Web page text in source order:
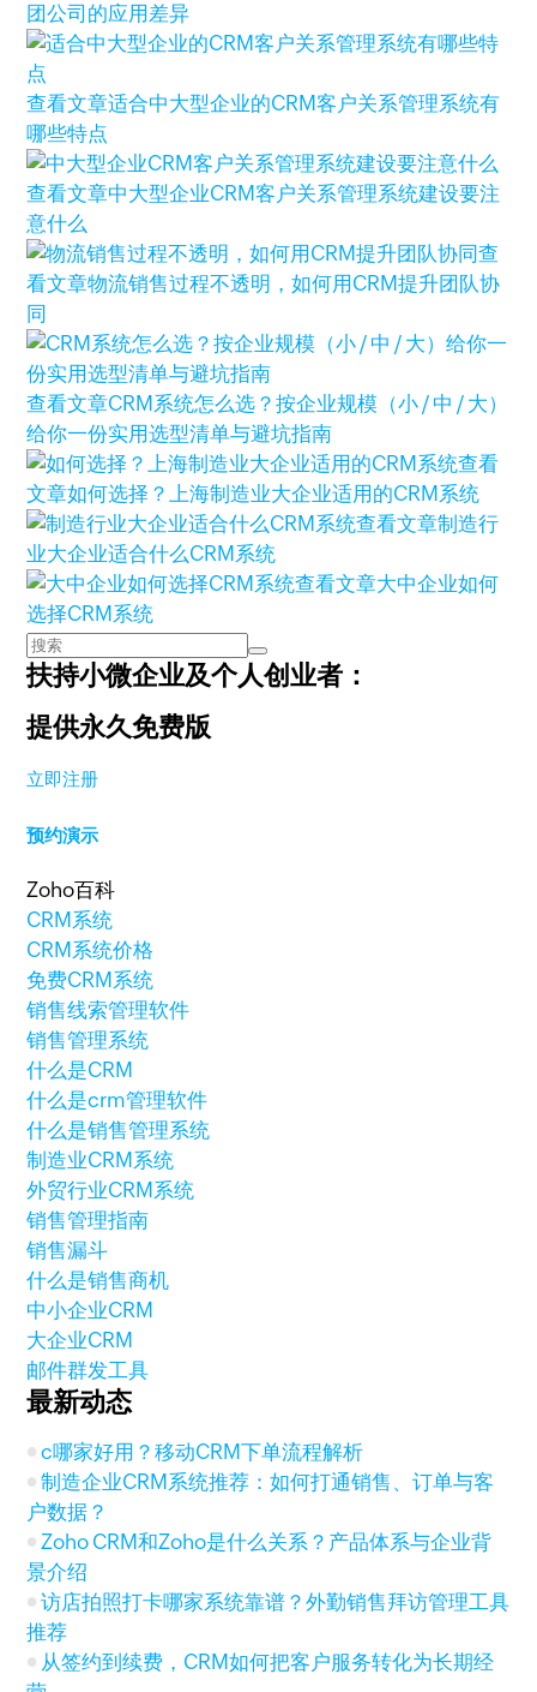
团公司的应用差异
查看文章适合中大型企业的CRM客户关系管理系统有
哪些特点
查看文章中大型企业CRM客户关系管理系统建设要注
意什么
查
看文章物流销售过程不透明，如何用CRM提升团队协
同
查看文章CRM系统怎么选？按企业规模（小 / 中 / 大）
给你一份实用选型清单与避坑指南
查看
文章如何选择？上海制造业大企业适用的CRM系统
查看文章制造行
业大企业适合什么CRM系统
查看文章大中企业如何
选择CRM系统
扶持小微企业及个人创业者：
提供永久免费版
立即注册
预约演示
Zoho百科
CRM系统
CRM系统价格
免费CRM系统
销售线索管理软件
销售管理系统
什么是CRM
什么是crm管理软件
什么是销售管理系统
制造业CRM系统
外贸行业CRM系统
销售管理指南
销售漏斗
什么是销售商机
中小企业CRM
大企业CRM
邮件群发工具
最新动态
c哪家好用？移动CRM下单流程解析
制造企业CRM系统推荐：如何打通销售、订单与客
户数据？
Zoho CRM和Zoho是什么关系？产品体系与企业背
景介绍
访店拍照打卡哪家系统靠谱？外勤销售拜访管理工具
推荐
从签约到续费，CRM如何把客户服务转化为长期经